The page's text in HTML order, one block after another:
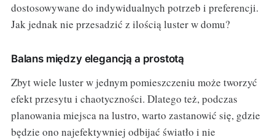
dostosowywane do indywidualnych potrzeb i preferencji.
Jak jednak nie przesadzić z ilością luster w domu?
Balans między elegancją a prostotą
Zbyt wiele luster w jednym pomieszczeniu może tworzyć
efekt przesytu i chaotyczności. Dlatego też, podczas
planowania miejsca na lustro, warto zastanowić się, gdzie
będzie ono najefektywniej odbijać światło i nie